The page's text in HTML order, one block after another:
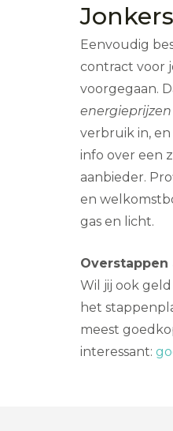
Eenvoudig
contract voor
voorgegaan.
verbruik in,
info over een
aanbieder.
en
gas en licht.
Wil jij ook
het
meest
interessant: